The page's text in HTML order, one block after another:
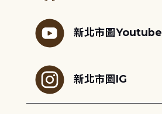
新北市圖Youtube
新北市圖IG